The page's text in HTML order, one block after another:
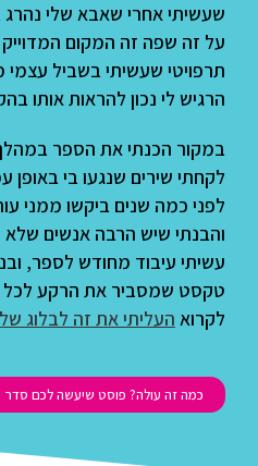
על זה שפה זה המקום המדוייק
תרפויטי שעשיתי בשביל עצמי
הרגיש לי נכון להראות אותו
במקור הכנתי את הספר
לקחתי שירים שנגעו בי באופן
לפני כמה שנים ביקשו ממני
והבנתי שיש הרבה אנשים שלא
עשיתי עיבוד מחודש לספר,
טקסט שמסביר את הרקע לכל
לקרואהעליתי את זה לבלוג שלי
כמה זה עולה? פוסט שיעשה לכם סדר